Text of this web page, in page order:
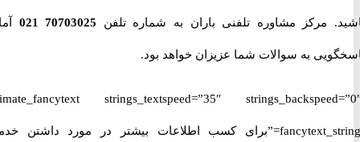
مرکز مشاوره تلفنی باران به شماره تلفن70703025 021 آماده
به سوالات شما عزیزان خواهد بود.
[ultimate_fancytext strings_textspeed=”35″
fancytext_strings=”برای کسب اطلاعات بیشتر در مورد داشتن خدمت